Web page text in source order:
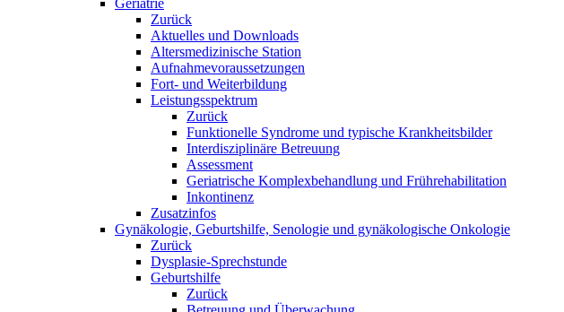
Geriatrie
Zurück
Aktuelles und Downloads
Altersmedizinische Station
Aufnahmevoraussetzungen
Fort- und Weiterbildung
Leistungsspektrum
Zurück
Funktionelle Syndrome und typische Krankheitsbilder
Interdisziplinäre Betreuung
Assessment
Geriatrische Komplexbehandlung und Frührehabilitation
Inkontinenz
Zusatzinfos
Gynäkologie, Geburtshilfe, Senologie und gynäkologische Onkologie
Zurück
Dysplasie-Sprechstunde
Geburtshilfe
Zurück